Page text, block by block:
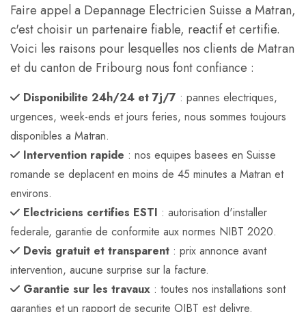
Faire appel a Depannage Electricien Suisse a Matran,
c'est choisir un partenaire fiable, reactif et certifie.
Voici les raisons pour lesquelles nos clients de Matran
et du canton de Fribourg nous font confiance :
Disponibilite 24h/24 et 7j/7 : pannes electriques,
urgences, week-ends et jours feries, nous sommes toujours
disponibles a Matran.
Intervention rapide : nos equipes basees en Suisse
romande se deplacent en moins de 45 minutes a Matran et
environs.
Electriciens certifies ESTI : autorisation d'installer
federale, garantie de conformite aux normes NIBT 2020.
Devis gratuit et transparent : prix annonce avant
intervention, aucune surprise sur la facture.
Garantie sur les travaux : toutes nos installations sont
garanties et un rapport de securite OIBT est delivre.